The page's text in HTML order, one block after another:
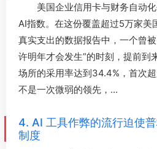
美国企业信用卡与财务自动
AI指数。在这份覆盖超过5万家美
真实支出的数据报告中，一个曾
许明年才会发生”的时刻，提前
场所的采用率达到34.4%，首次
不是一次微弱的领先，…
4. AI 工具作弊的流行迫使
制度